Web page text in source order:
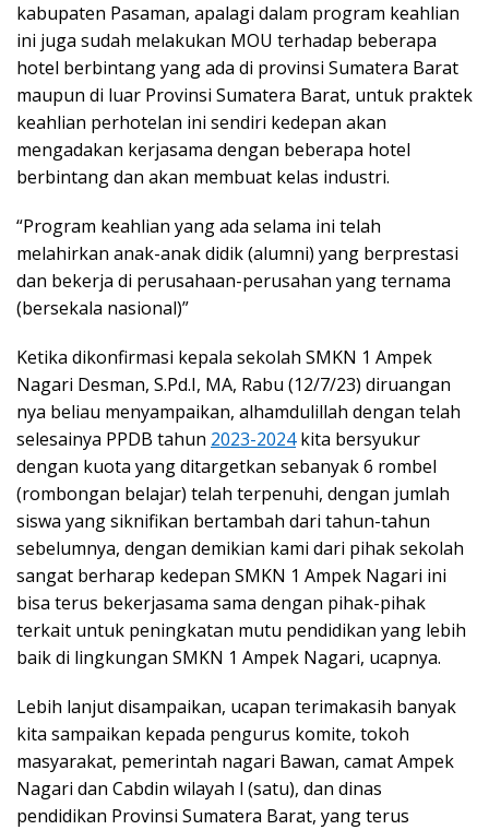
kabupaten Pasaman, apalagi dalam program keahlian
ini juga sudah melakukan MOU terhadap beberapa
hotel berbintang yang ada di provinsi Sumatera Barat
maupun di luar Provinsi Sumatera Barat, untuk praktek
keahlian perhotelan ini sendiri kedepan akan
mengadakan kerjasama dengan beberapa hotel
berbintang dan akan membuat kelas industri.
“Program keahlian yang ada selama ini telah
melahirkan anak-anak didik (alumni) yang berprestasi
dan bekerja di perusahaan-perusahan yang ternama
(bersekala nasional)”
Ketika dikonfirmasi kepala sekolah SMKN 1 Ampek
Nagari Desman, S.Pd.I, MA, Rabu (12/7/23) diruangan
nya beliau menyampaikan, alhamdulillah dengan telah
selesainya PPDB tahun 2023-2024kita bersyukur
dengan kuota yang ditargetkan sebanyak 6 rombel
(rombongan belajar) telah terpenuhi, dengan jumlah
siswa yang siknifikan bertambah dari tahun-tahun
sebelumnya, dengan demikian kami dari pihak sekolah
sangat berharap kedepan SMKN 1 Ampek Nagari ini
bisa terus bekerjasama sama dengan pihak-pihak
terkait untuk peningkatan mutu pendidikan yang lebih
baik di lingkungan SMKN 1 Ampek Nagari, ucapnya.
Lebih lanjut disampaikan, ucapan terimakasih banyak
kita sampaikan kepada pengurus komite, tokoh
masyarakat, pemerintah nagari Bawan, camat Ampek
Nagari dan Cabdin wilayah l (satu), dan dinas
pendidikan Provinsi Sumatera Barat, yang terus